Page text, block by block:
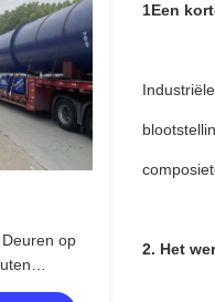
op
1Een
2. Het